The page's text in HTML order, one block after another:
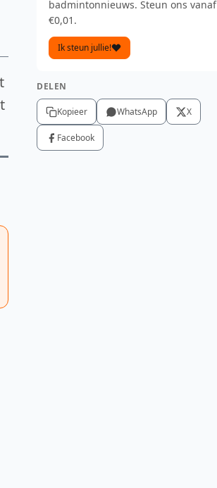
badmintonnieuws. Steun ons vanaf
€0,01.
Ik steun jullie!
DELEN
Kopieer WhatsApp X
Facebook